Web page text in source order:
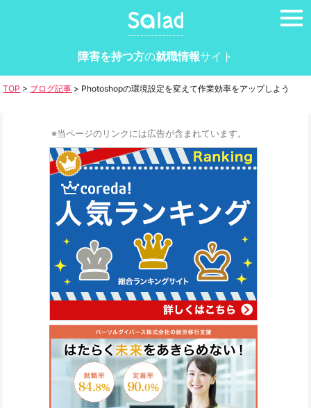
障害を持つ方の就職情報サイト
TOP > ブログ記事 > Photoshopの環境設定を変えて作業効率をアップしよう
※当ページのリンクには広告が含まれています。